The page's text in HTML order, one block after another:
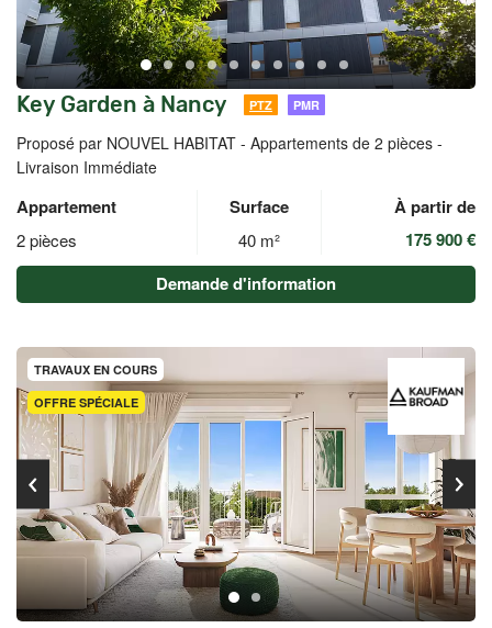
Key Garden à Nancy PTZ PMR
Proposé par NOUVEL HABITAT - Appartements de 2 pièces -
Livraison Immédiate
Appartement Surface À partir de
2 pièces 40 m²
175 900 €
Demande d'information
OFFRE SPÉCIALE
TRAVAUX EN COURS